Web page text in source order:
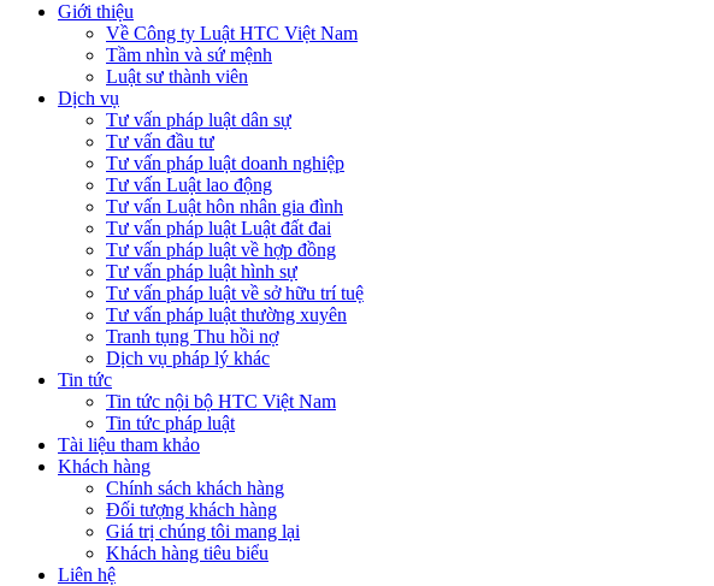
Giới thiệu
Về Công ty Luật HTC Việt Nam
Tầm nhìn và sứ mệnh
Luật sư thành viên
Dịch vụ
Tư vấn pháp luật dân sự
Tư vấn đầu tư
Tư vấn pháp luật doanh nghiệp
Tư vấn Luật lao động
Tư vấn Luật hôn nhân gia đình
Tư vấn pháp luật Luật đất đai
Tư vấn pháp luật về hợp đồng
Tư vấn pháp luật hình sự
Tư vấn pháp luật về sở hữu trí tuệ
Tư vấn pháp luật thường xuyên
Tranh tụng Thu hồi nợ
Dịch vụ pháp lý khác
Tin tức
Tin tức nội bộ HTC Việt Nam
Tin tức pháp luật
Tài liệu tham khảo
Khách hàng
Chính sách khách hàng
Đối tượng khách hàng
Giá trị chúng tôi mang lại
Khách hàng tiêu biểu
Liên hệ